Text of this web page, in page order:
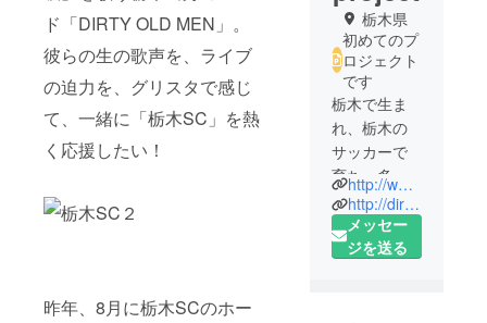
ド「DIRTY OLD MEN」。
彼らの生の歌声を、ライブ
の迫力を、グリスタで感じ
て、一緒に「栃木SC」を熱
く応援したい！
昨年、8月に栃木SCのホー
栃木県
初めてのプ
ロジェクト
です
栃木で生ま
れ、栃木の
サッカーで
育ち、多く
の色々なこ
とを学んで
きました。
http://www.tochigisc.jp/
http://dirtyoldmen.jp/
メッセー
ジを送る